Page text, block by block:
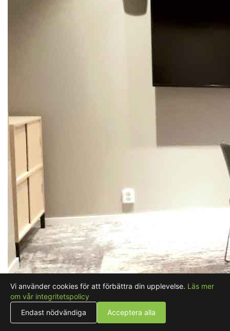
Vi använder cookies för att förbättra din upplevelse. Läs mer
om vår integritetspolicy
Endast nödvändiga
Acceptera alla